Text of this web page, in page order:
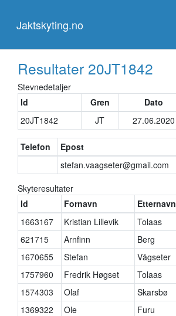
Jaktskyting.no
Resultater 20JT1842
Stevnedetaljer
Id
Gren Dato
20JT1842
JT 27.06.2020
Telefon Epost
stefan.vaagseter@gmail.com
Skyteresultater
Id
Fornavn Etternavn
1663167
Kristian Lillevik Tolaas
621715
Arnfinn Berg
1670655
Stefan Vågseter
1757960
Fredrik Høgset Tolaas
1574303
Olaf Skarsbø
1369322
Ole Furu